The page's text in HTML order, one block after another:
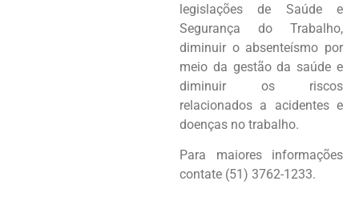
legislações de Saúde e
Segurança do Trabalho,
diminuir o absenteísmo por
meio da gestão da saúde e
diminuir os riscos
relacionados a acidentes e
doenças no trabalho.
Para maiores informações
contate (51) 3762-1233.